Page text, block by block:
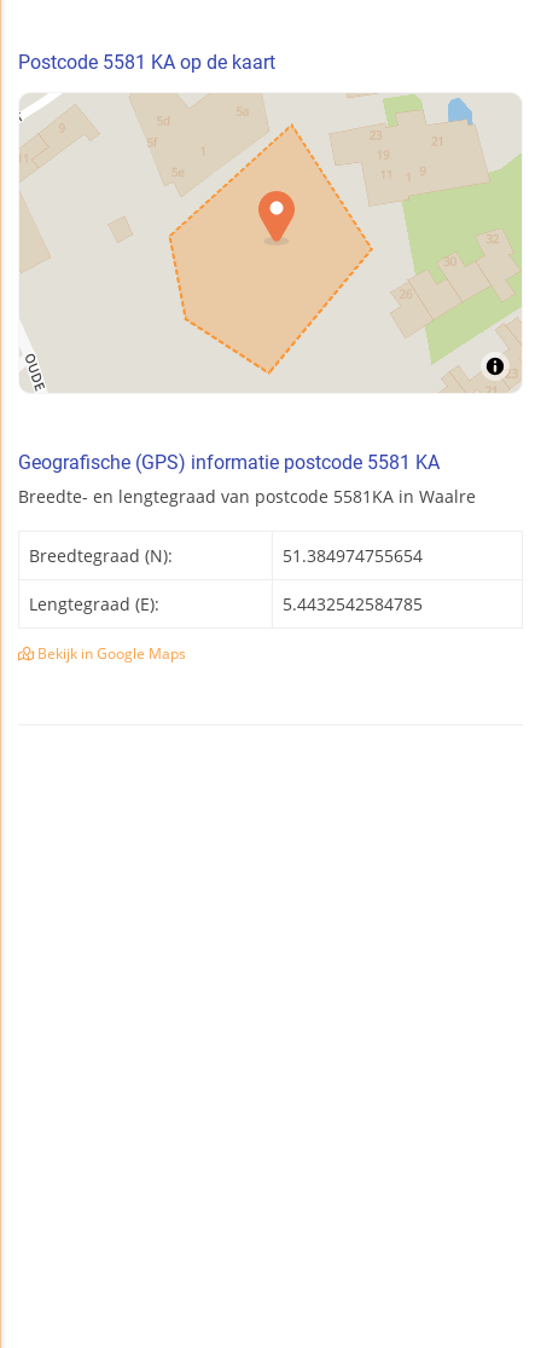
Postcode 5581 KA op de kaart
Geografische (GPS) informatie postcode 5581 KA
Breedte- en lengtegraad van postcode 5581KA in Waalre
Breedtegraad (N): 51.384974755654
Lengtegraad (E): 5.4432542584785
Bekijk in Google Maps